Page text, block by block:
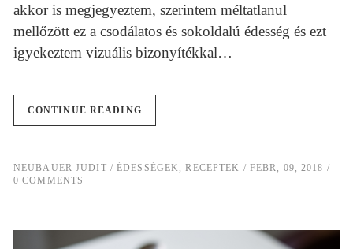
akkor is megjegyeztem, szerintem méltatlanul
mellőzött ez a csodálatos és sokoldalú édesség és ezt
igyekeztem vizuális bizonyítékkal…
CONTINUE READING
NEUBAUER JUDIT ÉDESSÉGEK,RECEPTEK
FEBR, 09, 2018
0 COMMENTS